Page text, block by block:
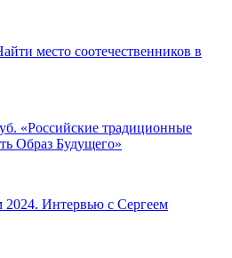
место соотечественников в
«Российские традиционные
Образ Будущего»
Интервью с Сергеем